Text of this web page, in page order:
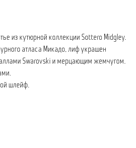
из кутюрной коллекции Sottero Midgley.
атласа Микадо, лиф украшен
Swarovski и мерцающим жемчугом.
шлейф.